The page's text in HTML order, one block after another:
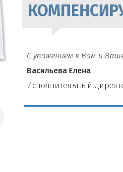
С уважением к Вам и
Васильева Елена
И сполнительный